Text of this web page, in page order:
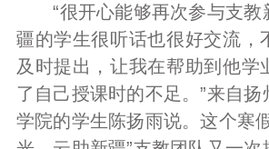
“很开心能够再次参与支教
疆的学生很听话也很好交流，
及时提出，让我在帮助到他学
了自己授课时的不足。”来自
学院的学生陈扬雨说。这个寒